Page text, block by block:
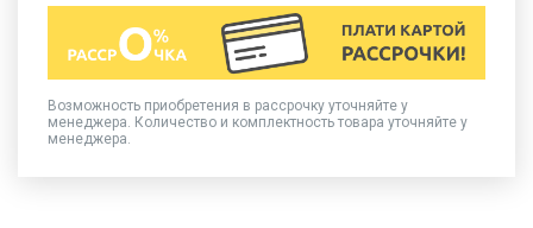
Возможность приобретения в рассрочку уточняйте у
менеджера. Количество и комплектность товара уточняйте у
менеджера.